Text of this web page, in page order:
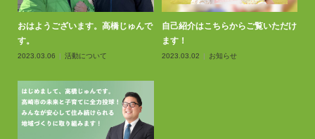
おはようございます。高橋じゅんで
す。
2023.03.06 活動について
自己紹介はこちらからご覧いただけ
ます！
2023.03.02 お知らせ